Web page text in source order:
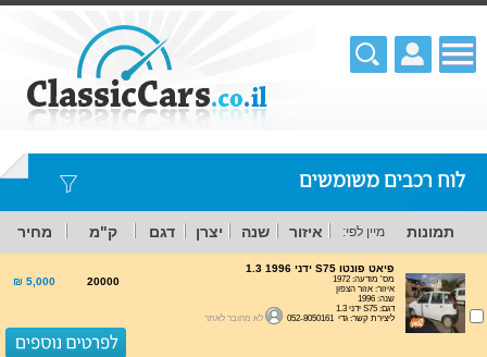
לוח רכבים משומשים
תמונות מיין לפי: איזור שנה יצרן דגם ק"מ מחיר
פיאט פונטו S75 ידני 1.3 1996
מס' מודעה: 1972
איזור: אזור הצפון
שנה: 1996
דגם: S75 ידני 1.3
ליצירת קשר: גדי 052-8050161
לא מחובר לאתר
20000
5,000 ₪